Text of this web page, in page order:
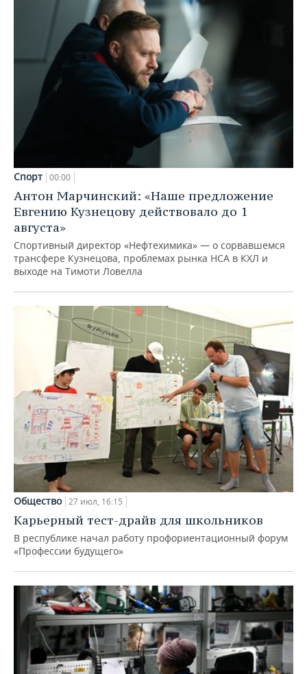
Спорт 00:00
Антон Марчинский: «Наше предложение
Евгению Кузнецову действовало до 1
августа»
Спортивный директор «Нефтехимика» — о сорвавшемся
трансфере Кузнецова, проблемах рынка НСА в КХЛ и
выходе на Тимоти Ловелла
Общество 27 июл, 16:15
Карьерный тест-драйв для школьников
В республике начал работу профориентационный форум
«Профессии будущего»